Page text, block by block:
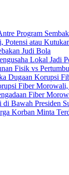
Program
atau
Judi Bola
Lokal Jadi
Fisik vs
Dugaan Korupsi
Fiber
Fiber
Bawah Presiden
Korban Minta